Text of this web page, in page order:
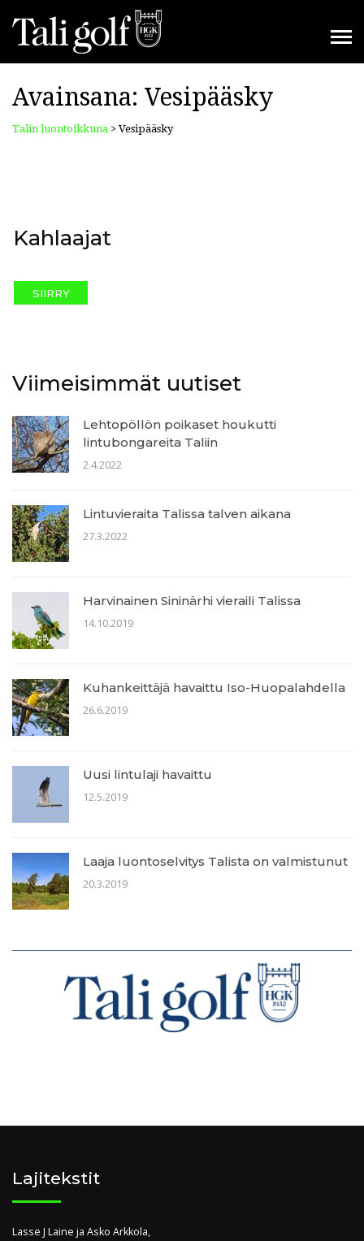
Avainsana: Vesipääsky
Talin luontoikkuna > Vesipääsky
Kahlaajat
SIIRRY
Viimeisimmät uutiset
Lehtopöllön poikaset houkutti
lintubongareita Taliin
2.4.2022
Lintuvieraita Talissa talven aikana
27.3.2022
Harvinainen Sininärhi vieraili Talissa
14.10.2019
Kuhankeittäjä havaittu Iso-Huopalahdella
26.6.2019
Uusi lintulaji havaittu
12.5.2019
Laaja luontoselvitys Talista on valmistunut
20.3.2019
Lajitekstit
Lasse J Laine ja Asko Arkkola,